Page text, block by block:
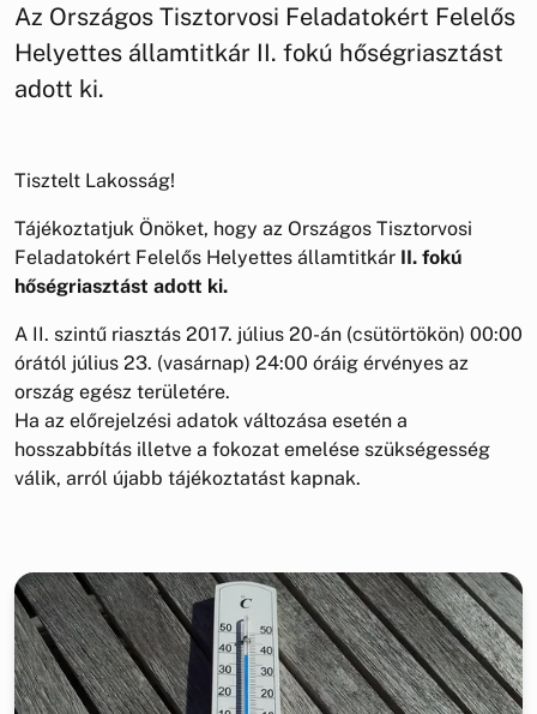
Az Országos Tisztorvosi Feladatokért Felelős
Helyettes államtitkár II. fokú hőségriasztást
adott ki.
Tisztelt Lakosság!
Tájékoztatjuk Önöket, hogy az Országos Tisztorvosi
Feladatokért Felelős Helyettes államtitkár II. fokú
hőségriasztást adott ki.
A II. szintű riasztás 2017. július 20-án (csütörtökön) 00:00
órától július 23. (vasárnap) 24:00 óráig érvényes az
ország egész területére.
Ha az előrejelzési adatok változása esetén a
hosszabbítás illetve a fokozat emelése szükségesség
válik, arról újabb tájékoztatást kapnak.